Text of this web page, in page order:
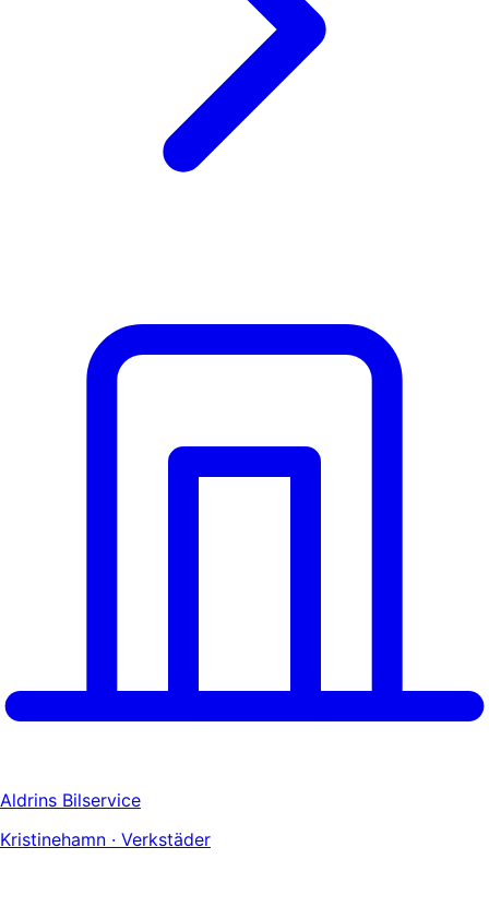
Aldrins Bilservice
Kristinehamn · Verkstäder